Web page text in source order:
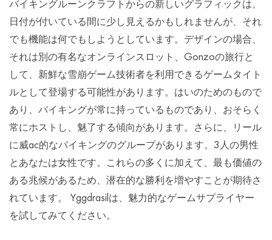
バイキングルーンクラフトからの新しいグラフィックは、
日付が付いている間に少し見えるかもしれませんが、それ
でも機能は何でもしようとしています。デザインの場合、
それは別の有名なオンラインスロット、Gonzoの旅行と
して、新鮮な雪崩ゲーム技術者を利用できるゲームタイト
ルとして登場する可能性があります。はいのためのもので
あり、バイキングが常に持っているものであり、おそらく
常にホストし、魅了する傾向があります。さらに、リール
に威ac的なバイキングのグループがあります。3人の男性
とあなたは女性です。これらの多くに加えて、最も価値の
ある兆候があるため、潜在的な勝利を増やすことが期待さ
れています。 Yggdrasilは、魅力的なゲームサプライヤー
を試してみてください。